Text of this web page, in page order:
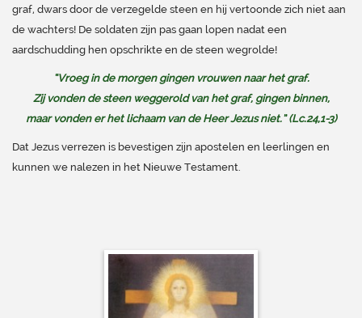
graf, dwars door de verzegelde steen en hij vertoonde zich niet aan
de wachters! De soldaten zijn pas gaan lopen nadat een
aardschudding hen opschrikte en de steen wegrolde!
“Vroeg in de morgen gingen vrouwen naar het graf.
Zij vonden de steen weggerold van het graf, gingen binnen,
maar vonden er het lichaam van de Heer Jezus niet.” (Lc.24,1-3)
Dat Jezus verrezen is bevestigen zijn apostelen en leerlingen en
kunnen we nalezen in het Nieuwe Testament.